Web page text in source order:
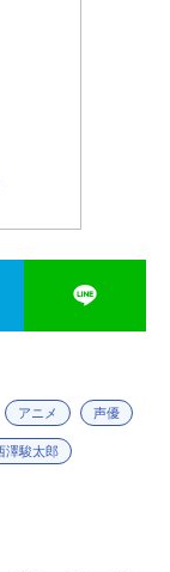
アニメ 声優
澤駿太郎